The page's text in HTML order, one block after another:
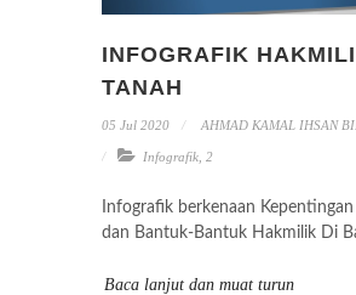
INFOGRAFIK
TANAH
05 Jul 2020 AHMAD KAMAL IHSAN
Infografik 2
Infografik berkenaan
dan Bantuk-Bantuk Hakmilik Di
Baca lanjut dan muat turun